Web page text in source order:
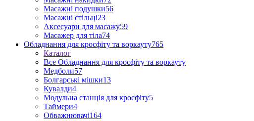
Масажні подушки56
Масажні стільці23
Аксесуари для масажу59
Масажер для тіла74
Обладнання для кросфіту та воркауту765
Каталог
Все Обладнання для кросфіту та воркауту
Медболи57
Болгарські мішки13
Кувалди4
Модульна станція для кросфіту5
Таймери4
Обважнювачі164